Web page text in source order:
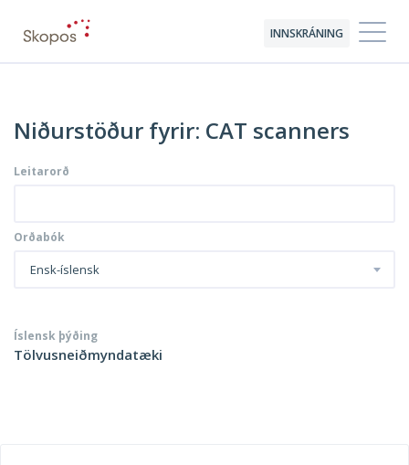
INNSKRÁNING
Niðurstöður fyrir: CAT scanners
Leitarorð
Orðabók
Ensk-íslensk
Íslensk þýðing
Tölvusneiðmyndatæki